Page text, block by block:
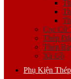
Cọc Cừ
Thép
Thép
Xà Gồ
Phụ Kiện Thép